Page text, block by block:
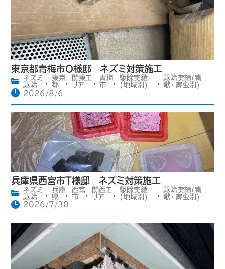
東京都青梅市O様邸 ネズミ対策施工
ネズミ
駆除
,
東京
都
,
関東エ
リア
,
青梅
市
,
駆除実績
(地域別)
,
駆除実績(害
獣・害虫別)
2026/8/6
兵庫県西宮市T様邸 ネズミ対策施工
ネズミ
駆除
,
兵庫
県
,
西宮
市
,
関西エ
リア
,
駆除実績
(地域別)
,
駆除実績(害
獣・害虫別)
2026/7/30